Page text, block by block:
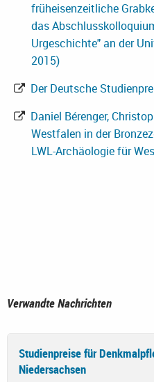
früheisenzeitliche
das
Urgeschichte" an der
2015)
Der Deutsche
Daniel Bérenger,
Westfalen in der
LWL-Archäologie für
Verwandte Nachrichten
Studienpreise für
Niedersachsen